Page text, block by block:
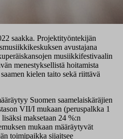
saakka. Projektityöntekijän
avustajana
musiikkifestivaalin
menestyksellistä hoitamista
kielen taito sekä riittävä
Suomen saamelaiskäräjien
VII/I mukaan (peruspalkka 1
maksetaan 24 %:n
mukaan määräytyvät
toimipaikka sijaitsee